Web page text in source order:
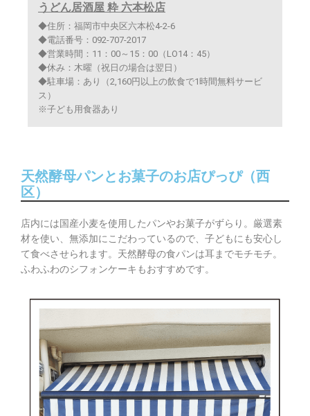
うどん居酒屋 粋 六本松店
◆住所：福岡市中央区六本松4-2-6
◆電話番号：092-707-2017
◆営業時間：11：00～15：00（LO14：45）
◆休み：木曜（祝日の場合は翌日）
◆駐車場：あり（2,160円以上の飲食で1時間無料サービ
ス）
※子ども用食器あり
天然酵母パンとお菓子のお店ぴっぴ（西
区）
店内には国産小麦を使用したパンやお菓子がずらり。厳選素
材を使い、無添加にこだわっているので、子どもにも安心し
て食べさせられます。天然酵母の食パンは耳までモチモチ。
ふわふわのシフォンケーキもおすすめです。